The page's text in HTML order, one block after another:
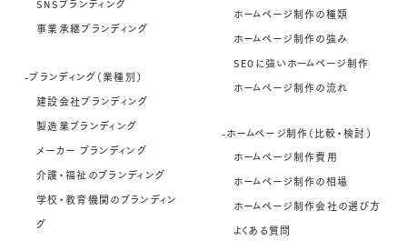
SNSブランディング
事業承継ブランディング
-ブランディング（業種別）
建設会社ブランディング
製造業ブランディング
メーカー ブランディング
介護・福祉のブランディング
学校・教育機関のブランディン
グ
ホームページ制作の種類
ホームページ制作の強み
SEOに強いホームページ制作
ホームページ制作の流れ
-ホームページ制作（比較・検討）
ホームページ制作費用
ホームページ制作の相場
ホームページ制作会社の選び方
よくある質問